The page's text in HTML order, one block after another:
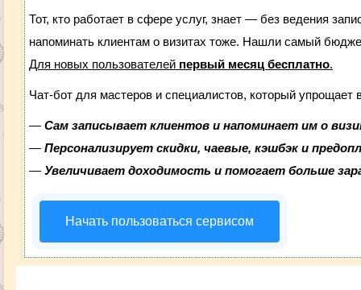
Тот, кто работает в сфере услуг, знает — без ведения
напоминать клиентам о визитах тоже. Нашли самый
Для новых пользователей первый месяц бесплатно.
Чат-бот для мастеров и специалистов, который упрощает
— Сам записывает клиентов и напоминает им о
— Персонализирует скидки, чаевые, кэшбэк и
— Увеличивает доходимость и помогает больше
Начать пользоваться сервисом